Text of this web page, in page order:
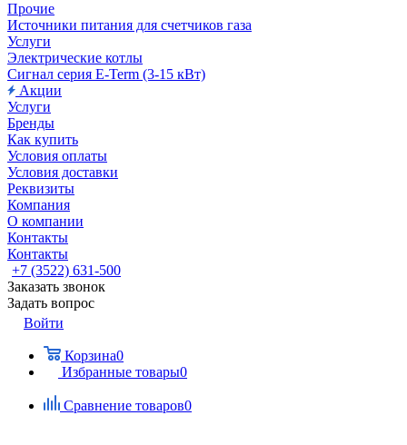
Прочие
Источники питания для счетчиков газа
Услуги
Электрические котлы
Сигнал серия E-Term (3-15 кВт)
Акции
Услуги
Бренды
Как купить
Условия оплаты
Условия доставки
Реквизиты
Компания
О компании
Контакты
Контакты
+7 (3522) 631-500
Заказать звонок
Задать вопрос
Войти
Корзина0
Избранные товары0
Сравнение товаров0